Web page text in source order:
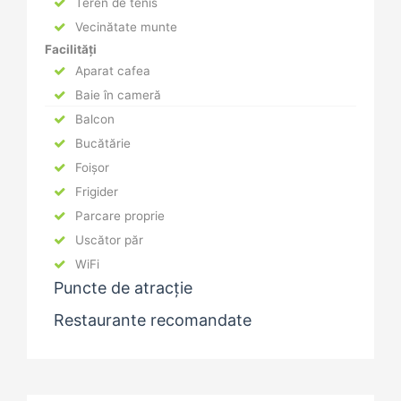
Teren de tenis
Vecinătate munte
Facilități
Aparat cafea
Baie în cameră
Balcon
Bucătărie
Foișor
Frigider
Parcare proprie
Uscător păr
WiFi
Puncte de atracție
Restaurante recomandate